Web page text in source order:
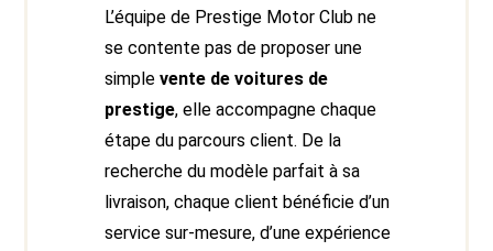
L’équipe de Prestige Motor Club ne
se contente pas de proposer une
simplevente de voitures de
prestige, elle accompagne chaque
étape du parcours client. De la
recherche du modèle parfait à sa
livraison, chaque client bénéficie d’un
service sur-mesure, d’une expérience